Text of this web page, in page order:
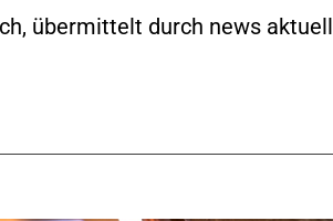
übermittelt durch news aktuell